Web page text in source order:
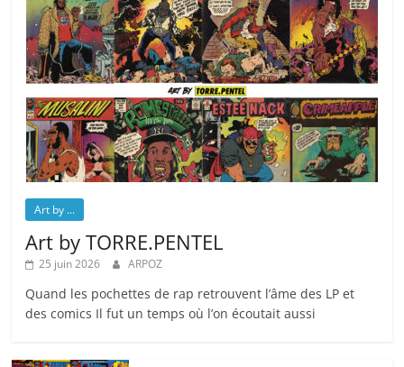
Art by ...
Art by TORRE.PENTEL
25 juin 2026 ARPOZ
Quand les pochettes de rap retrouvent l’âme des LP et
des comics Il fut un temps où l’on écoutait aussi